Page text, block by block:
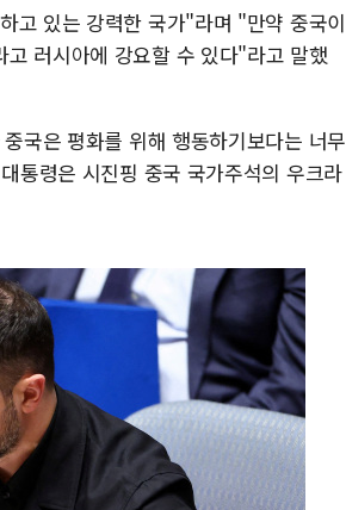
고 있는 강력한 국가"라며 "만약 중국이
러시아에 강요할 수 있다"라고 말했
국은 평화를 위해 행동하기보다는 너무
통령은 시진핑 중국 국가주석의 우크라